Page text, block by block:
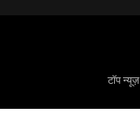
टॉप न्यूज़